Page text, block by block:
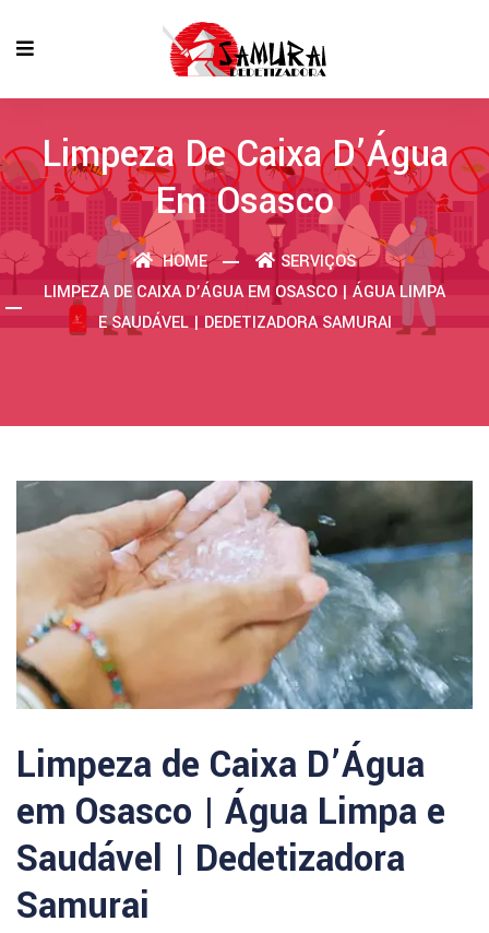
Limpeza De Caixa D’Água
Em Osasco
HOME
SERVIÇOS
LIMPEZA DE CAIXA D’ÁGUA EM OSASCO | ÁGUA LIMPA
E SAUDÁVEL | DEDETIZADORA SAMURAI
Limpeza de Caixa D’Água
em Osasco | Água Limpa e
Saudável | Dedetizadora
Samurai